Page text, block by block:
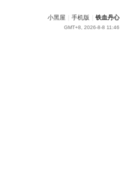
小黑屋 手机版 铁血丹心
GMT+8, 2026-8-8 11:46